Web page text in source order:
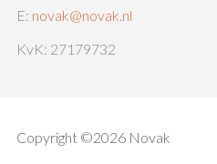
E: novak@novak.nl
KvK: 27179732
Copyright ©2026 Novak